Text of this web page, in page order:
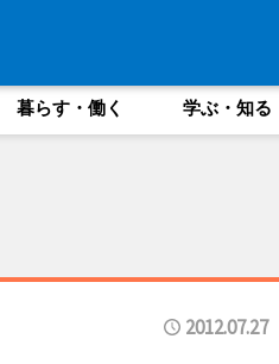
暮らす・働く 学ぶ・知る
2012.07.27